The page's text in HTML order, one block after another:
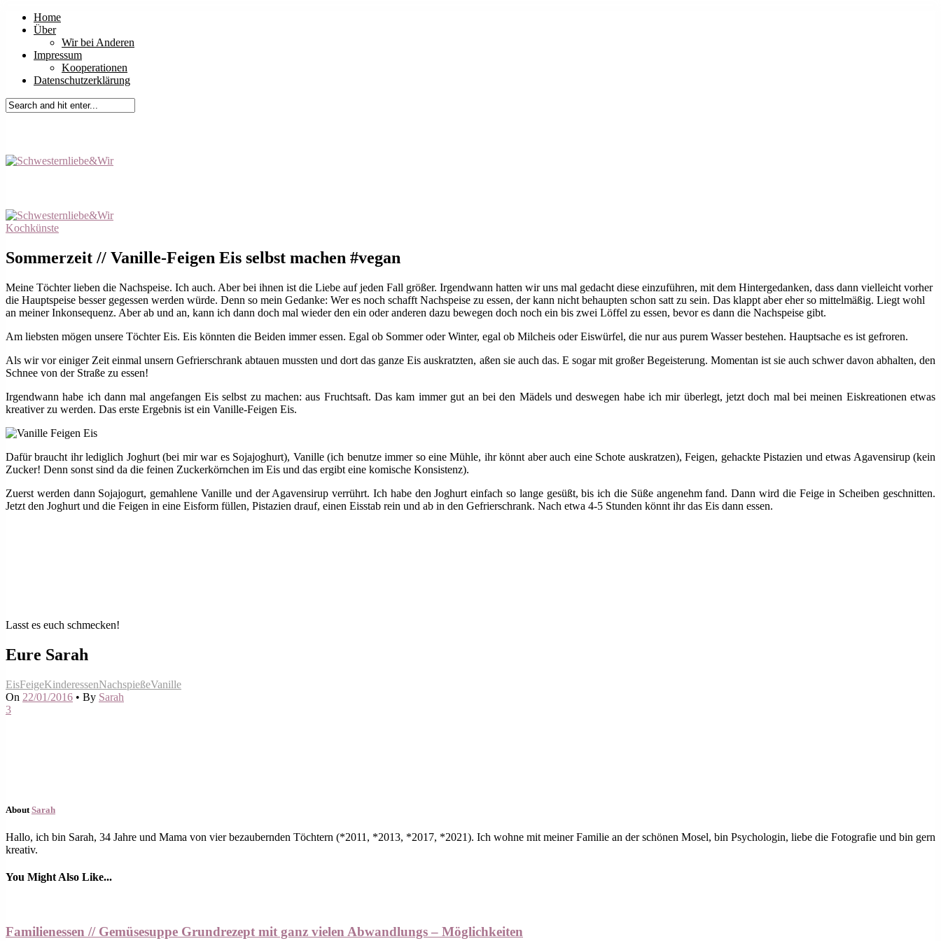
Home
Über
Wir bei Anderen
Impressum
Kooperationen
Datenschutzerklärung
Kochkünste
Sommerzeit // Vanille-Feigen Eis selbst machen #vegan
Meine Töchter lieben die Nachspeise. Ich auch. Aber bei ihnen ist die Liebe auf jeden Fall größer. Irgendwann hatten wir uns mal gedacht diese einzuführen, mit dem Hintergedanken, dass dann vielleicht vorher
die Hauptspeise besser gegessen werden würde. Denn so mein Gedanke: Wer es noch schafft Nachspeise zu essen, der kann nicht behaupten schon satt zu sein. Das klappt aber eher so mittelmäßig. Liegt wohl
an meiner Inkonsequenz. Aber ab und an, kann ich dann doch mal wieder den ein oder anderen dazu bewegen doch noch ein bis zwei Löffel zu essen, bevor es dann die Nachspeise gibt.
Am liebsten mögen unsere Töchter Eis. Eis könnten die Beiden immer essen. Egal ob Sommer oder Winter, egal ob Milcheis oder Eiswürfel, die nur aus purem Wasser bestehen. Hauptsache es ist gefroren.
Als wir vor einiger Zeit einmal unsern Gefrierschrank abtauen mussten und dort das ganze Eis auskratzten, aßen sie auch das. E sogar mit großer Begeisterung. Momentan ist sie auch schwer davon abhalten, den
Schnee von der Straße zu essen!
Irgendwann habe ich dann mal angefangen Eis selbst zu machen: aus Fruchtsaft. Das kam immer gut an bei den Mädels und deswegen habe ich mir überlegt, jetzt doch mal bei meinen Eiskreationen etwas
kreativer zu werden. Das erste Ergebnis ist ein Vanille-Feigen Eis.
Dafür braucht ihr lediglich Joghurt (bei mir war es Sojajoghurt), Vanille (ich benutze immer so eine Mühle, ihr könnt aber auch eine Schote auskratzen), Feigen, gehackte Pistazien und etwas Agavensirup (kein
Zucker! Denn sonst sind da die feinen Zuckerkörnchen im Eis und das ergibt eine komische Konsistenz).
Zuerst werden dann Sojajogurt, gemahlene Vanille und der Agavensirup verrührt. Ich habe den Joghurt einfach so lange gesüßt, bis ich die Süße angenehm fand. Dann wird die Feige in Scheiben geschnitten.
Jetzt den Joghurt und die Feigen in eine Eisform füllen, Pistazien drauf, einen Eisstab rein und ab in den Gefrierschrank. Nach etwa 4-5 Stunden könnt ihr das Eis dann essen.
Lasst es euch schmecken!
Eure Sarah
EisFeigeKinderessenNachspießeVanille
On 22/01/2016 • By Sarah
3
About Sarah
Hallo, ich bin Sarah, 34 Jahre und Mama von vier bezaubernden Töchtern (*2011, *2013, *2017, *2021). Ich wohne mit meiner Familie an der schönen Mosel, bin Psychologin, liebe die Fotografie und bin gern
kreativ.
You Might Also Like...
Familienessen // Gemüsesuppe Grundrezept mit ganz vielen Abwandlungs – Möglichkeiten